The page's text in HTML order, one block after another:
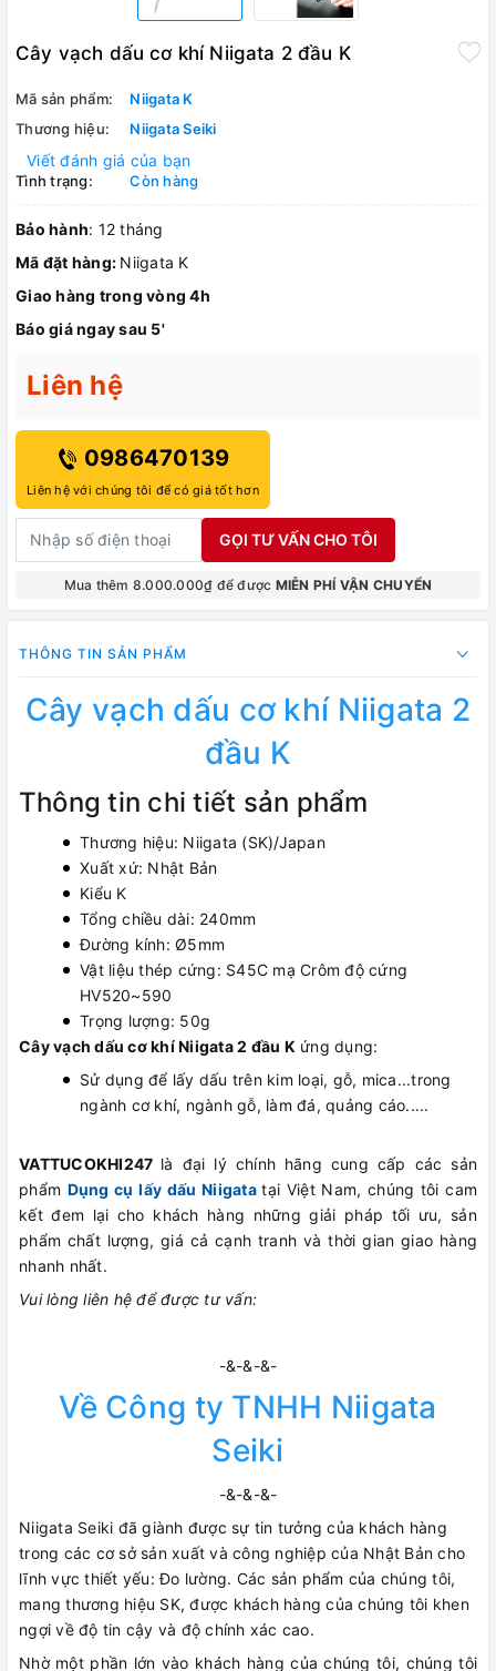
Cây vạch dấu cơ khí Niigata 2 đầu K
Mã sản phẩm:
Niigata K
Thương hiệu:
Niigata Seiki
Viết đánh giá của bạn
Tình trạng: Còn hàng
Bảo hành: 12 tháng
Mã đặt hàng: Niigata K
Giao hàng trong vòng 4h
Báo giá ngay sau 5'
Liên hệ
0986470139
Liên hệ với chúng tôi để có giá tốt hơn
GỌI TƯ VẤN CHO TÔI
Mua thêm 8.000.000₫ để được MIỄN PHÍ VẬN CHUYỂN
THÔNG TIN SẢN PHẨM
Cây vạch dấu cơ khí Niigata 2
đầu K
Thông tin chi tiết sản phẩm
Thương hiệu: Niigata (SK)/Japan
Xuất xứ: Nhật Bản
Kiểu K
Tổng chiều dài: 240mm
Đường kính: Ø5mm
Vật liệu thép cứng: S45C mạ Crôm độ cứng
HV520~590
Trọng lượng: 50g
Cây vạch dấu cơ khí Niigata 2 đầu K ứng dụng:
Sử dụng để lấy dấu trên kim loại, gỗ, mica...trong
ngành cơ khí, ngành gỗ, làm đá, quảng cáo.....
VATTUCOKHI247 là đại lý chính hãng cung cấp các sản
phẩm Dụng cụ lấy dấu Niigata tại Việt Nam, chúng tôi cam
kết đem lại cho khách hàng những giải pháp tối ưu, sản
phẩm chất lượng, giá cả cạnh tranh và thời gian giao hàng
nhanh nhất.
Vui lòng liên hệ để được tư vấn:
-&-&-&-
Về Công ty TNHH Niigata
Seiki
-&-&-&-
Niigata Seiki đã giành được sự tin tưởng của khách hàng
trong các cơ sở sản xuất và công nghiệp của Nhật Bản cho
lĩnh vực thiết yếu: Đo lường. Các sản phẩm của chúng tôi,
mang thương hiệu SK, được khách hàng của chúng tôi khen
ngợi về độ tin cậy và độ chính xác cao.
Nhờ một phần lớn vào khách hàng của chúng tôi, chúng tôi